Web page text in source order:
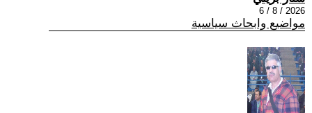
2026 / 8 / 6
مواضيع وابحاث سياسية